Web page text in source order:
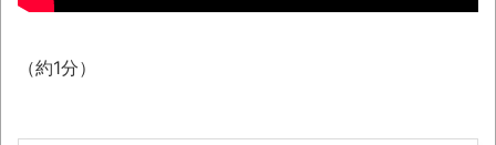
「ボスコニアン」「ムーンパトロール」
（約1分）